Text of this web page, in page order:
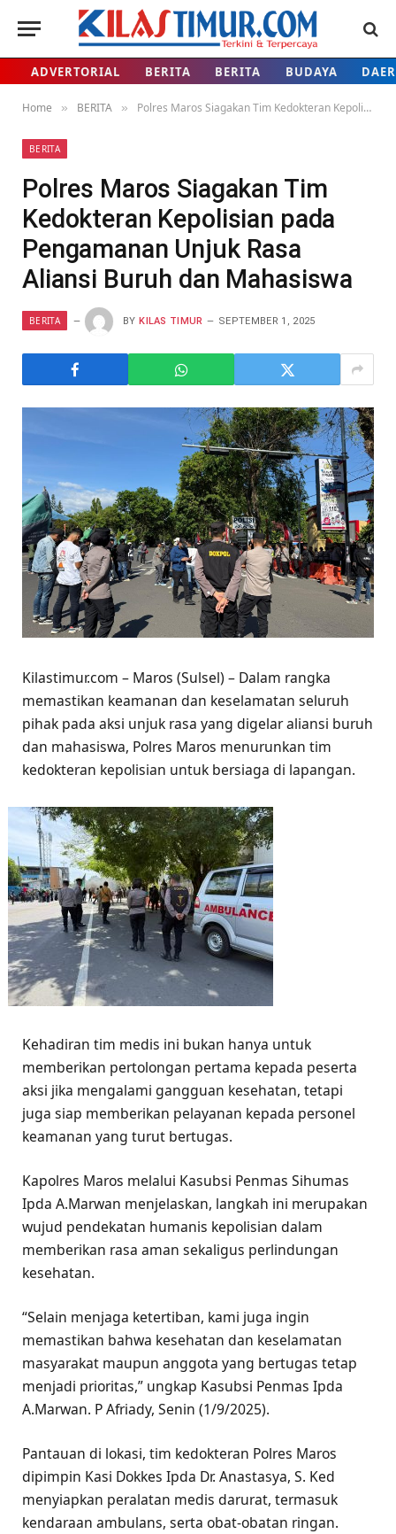
ADVERTORIAL BERITA BERITA BUDAYA
Home » BERITA » Polres Maros Siagakan Tim Kedokteran Kepolisian pada Pengamanan Unjuk Rasa Aliansi Buruh dan Mahasiswa
BERITA
Polres Maros Siagakan Tim
Kedokteran Kepolisian pada
Pengamanan Unjuk Rasa
Aliansi Buruh dan Mahasiswa
BERITA BY KILAS TIMUR SEPTEMBER 1, 2025
Kilastimur.com – Maros (Sulsel) – Dalam rangka
memastikan keamanan dan keselamatan seluruh
pihak pada aksi unjuk rasa yang digelar aliansi buruh
dan mahasiswa, Polres Maros menurunkan tim
kedokteran kepolisian untuk bersiaga di lapangan.
Kehadiran tim medis ini bukan hanya untuk
memberikan pertolongan pertama kepada peserta
aksi jika mengalami gangguan kesehatan, tetapi
juga siap memberikan pelayanan kepada personel
keamanan yang turut bertugas.
Kapolres Maros melalui Kasubsi Penmas Sihumas
Ipda A.Marwan menjelaskan, langkah ini merupakan
wujud pendekatan humanis kepolisian dalam
memberikan rasa aman sekaligus perlindungan
kesehatan.
“Selain menjaga ketertiban, kami juga ingin
memastikan bahwa kesehatan dan keselamatan
masyarakat maupun anggota yang bertugas tetap
menjadi prioritas,” ungkap Kasubsi Penmas Ipda
A.Marwan. P Afriady, Senin (1/9/2025).
Pantauan di lokasi, tim kedokteran Polres Maros
dipimpin Kasi Dokkes Ipda Dr. Anastasya, S. Ked
menyiapkan peralatan medis darurat, termasuk
kendaraan ambulans, serta obat-obatan ringan.